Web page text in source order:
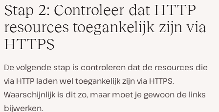
Stap 2: Controleer dat HTTP
resources toegankelijk zijn via
HTTPS
De volgende stap is controleren dat de resources die
via HTTP laden wel toegankelijk zijn via HTTPS.
Waarschijnlijk is dit zo, maar moet je gewoon de links
bijwerken.